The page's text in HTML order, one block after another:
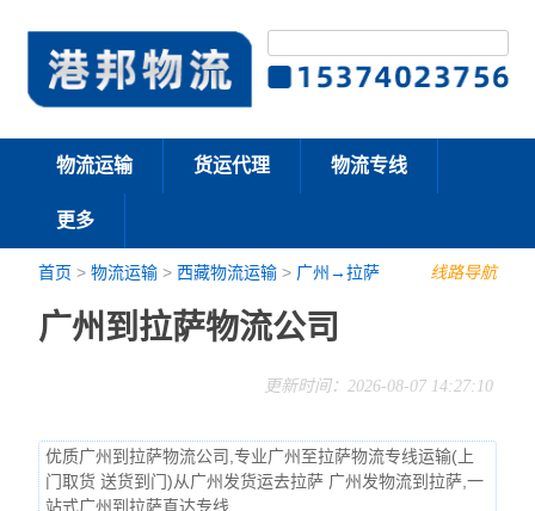
物流运输 货运代理 物流专线
更多
线路导航
首页 >物流运输 >西藏物流运输 > 广州→拉萨
广州到拉萨物流公司
更新时间：2026-08-07 14:27:10
优质广州到拉萨物流公司,专业广州至拉萨物流专线运输(上
门取货 送货到门)从广州发货运去拉萨 广州发物流到拉萨,一
站式广州到拉萨直达专线